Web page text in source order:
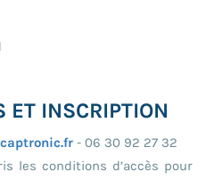
ET INSCRIPTION
- 06 30 92 27 32
les conditions d’accès pour